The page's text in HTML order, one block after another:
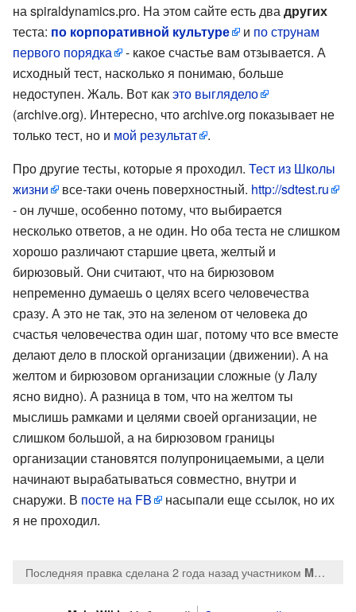
на spiraldynamics.pro. На этом сайте есть двадругих
теста: по корпоративной культуре и по струнам
первого порядка
- какое счастье вам отзывается. А
исходный тест, насколько я понимаю, больше
недоступен. Жаль. Вот какэто выглядело
(archive.org). Интересно, что archive.org показывает не
только тест, но и мой результат
.
Про другие тесты, которые я проходил. Тест из Школы
жизни
все-таки очень поверхностный. http://sdtest.ru
- он лучше, особенно потому, что выбирается
несколько ответов, а не один. Но оба теста не слишком
хорошо различают старшие цвета, желтый и
бирюзовый. Они считают, что на бирюзовом
непременно думаешь о целях всего человечества
сразу. А это не так, это на зеленом от человека до
счастья человечества один шаг, потому что все вместе
делают дело в плоской организации (движении). А на
желтом и бирюзовом организации сложные (у Лалу
ясно видно). А разница в том, что на желтом ты
мыслишь рамками и целями своей организации, не
слишком большой, а на бирюзовом границы
организации становятся полупроницаемыми, а цели
начинают вырабатываться совместно, внутри и
снаружи. В посте на FB
насыпали еще ссылок, но их
я не проходил.
Последняя правка сделана 2 года назадучастником MaksTsepkov